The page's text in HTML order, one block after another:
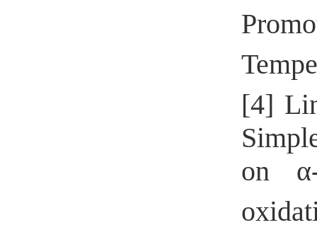
[4]
on